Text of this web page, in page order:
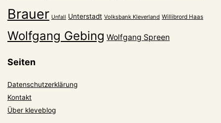
Brauer Unfall Unterstadt Volksbank Kleverland Willibrord Haas
Wolfgang Gebing Wolfgang Spreen
Seiten
Datenschutzerklärung
Kontakt
Über kleveblog